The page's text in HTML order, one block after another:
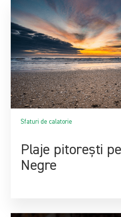
Sfaturi de calatorie
Plaje pitorești
Negre